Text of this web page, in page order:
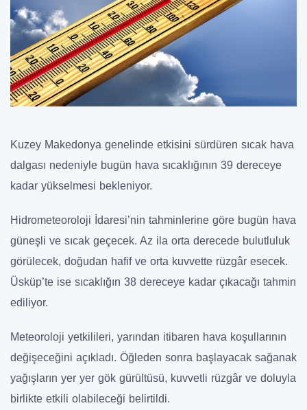
Kuzey Makedonya genelinde etkisini sürdüren sıcak hava
dalgası nedeniyle bugün hava sıcaklığının 39 dereceye
kadar yükselmesi bekleniyor.
Hidrometeoroloji İdaresi’nin tahminlerine göre bugün hava
güneşli ve sıcak geçecek. Az ila orta derecede bulutluluk
görülecek, doğudan hafif ve orta kuvvette rüzgâr esecek.
Üsküp’te ise sıcaklığın 38 dereceye kadar çıkacağı tahmin
ediliyor.
Meteoroloji yetkilileri, yarından itibaren hava koşullarının
değişeceğini açıkladı. Öğleden sonra başlayacak sağanak
yağışların yer yer gök gürültüsü, kuvvetli rüzgâr ve doluyla
birlikte etkili olabileceği belirtildi.